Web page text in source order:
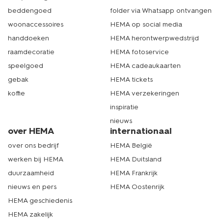
beddengoed
woonaccessoires
handdoeken
raamdecoratie
speelgoed
gebak
koffie
folder via Whatsapp ontvangen
HEMA op social media
HEMA herontwerpwedstrijd
HEMA fotoservice
HEMA cadeaukaarten
HEMA tickets
HEMA verzekeringen
inspiratie
nieuws
over HEMA
over ons bedrijf
werken bij HEMA
duurzaamheid
nieuws en pers
HEMA geschiedenis
HEMA zakelijk
internationaal
HEMA België
HEMA Duitsland
HEMA Frankrijk
HEMA Oostenrijk